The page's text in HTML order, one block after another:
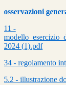
osservazioni
11 -
2024 (1).pdf
34 - regolamento
5.2 - illustrazione